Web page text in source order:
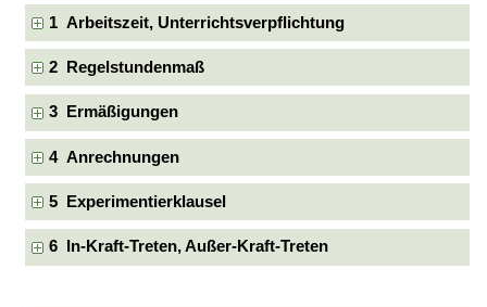
1 Arbeitszeit, Unterrichtsverpflichtung
2 Regelstundenmaß
3 Ermäßigungen
4 Anrechnungen
5 Experimentierklausel
6 In-Kraft-Treten, Außer-Kraft-Treten